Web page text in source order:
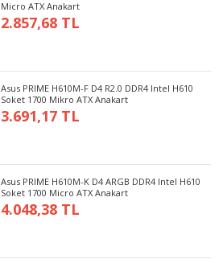
Micro ATX Anakart
2.857,68 TL
Asus PRIME H610M-F D4 R2.0 DDR4 Intel H610
Soket 1700 Mikro ATX Anakart
3.691,17 TL
Asus PRIME H610M-K D4 ARGB DDR4 Intel H610
Soket 1700 Micro ATX Anakart
4.048,38 TL